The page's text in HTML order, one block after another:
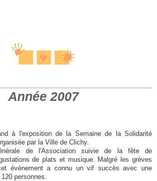
Année 2007
à l'exposition de la Semaine de la Solidarité
par la Ville de Clichy.
de l'Association suivie de la fête de
de plats et musique. Malgré les grèves
événement a connu un vif succès avec une
personnes.